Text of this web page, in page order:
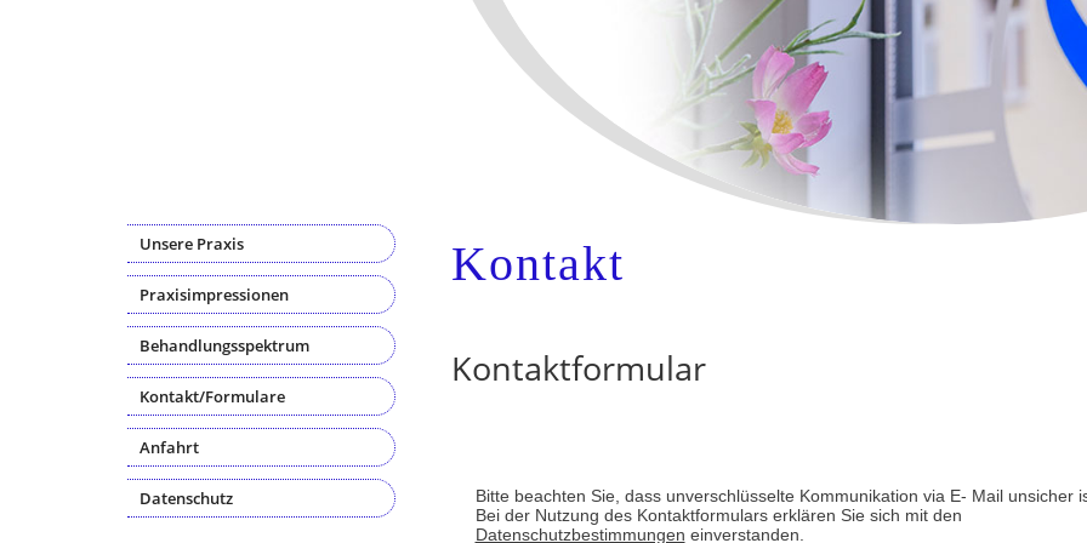
Unsere Praxis
Praxisimpressionen
Behandlungsspektrum
Kontakt/Formulare
Anfahrt
Datenschutz
Kontakt
Kontaktformular
Bitte beachten Sie, dass unverschlüsselte Kommunikation via E- Mail unsicher
Bei der Nutzung des Kontaktformulars erklären Sie sich mit den
Datenschutzbestimmungen einverstanden.